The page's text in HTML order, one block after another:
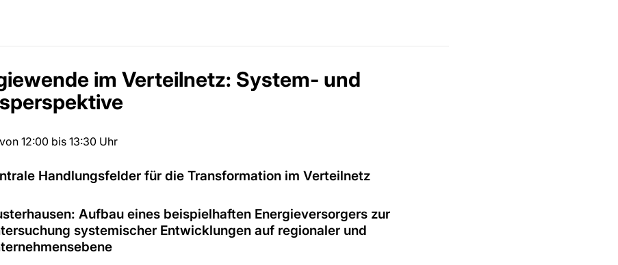
im Verteilnetz: System- und
12:00 bis 13:30 Uhr
Handlungsfelder für die Transformation im Verteilnetz
Aufbau eines beispielhaften Energieversorgers zur
systemischer Entwicklungen auf regionaler und